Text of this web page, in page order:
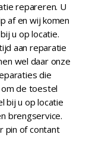
repareren. U
af en wij komen
u op locatie.
aan reparatie
wel daar onze
die
de toestel
bij u op locatie
brengservice.
pin of contant